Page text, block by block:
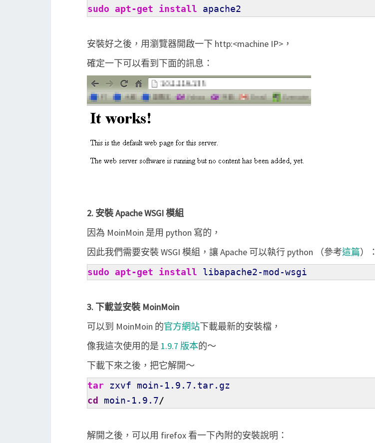
安
M
i
n
M
w
sudo apt-get install apache2
安裝好之後，用瀏覽器開啟一下 http:<machine IP>，
確定一下可以看到下面的訊息：
2. 安裝 Apache WSGI 模組
因為 MoinMoin 是用 python 寫的，
因此我們需要安裝 WSGI 模組，讓 Apache 可以執行 python （參考這篇）：
sudo apt-get install libapache2-mod-wsgi
3. 下載並安裝 MoinMoin
可以到 MoinMoin 的官方網站下載最新的安裝檔，
像我這次使用的是 1.9.7 版本的～
下載下來之後，把它解開～
tar zxvf moin-1.9.7.tar.gz
cd
moin-1.9.7/
解開之後，可以用 firefox 看一下內附的安裝說明：